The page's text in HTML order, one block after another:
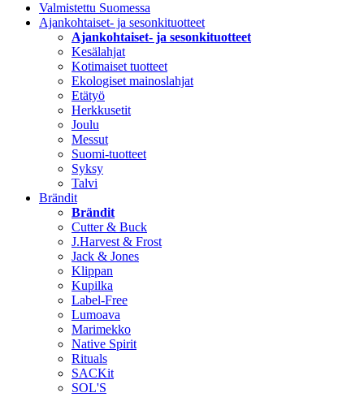
Valmistettu Suomessa
Ajankohtaiset- ja sesonkituotteet
Ajankohtaiset- ja sesonkituotteet
Kesälahjat
Kotimaiset tuotteet
Ekologiset mainoslahjat
Etätyö
Herkkusetit
Joulu
Messut
Suomi-tuotteet
Syksy
Talvi
Brändit
Brändit
Cutter & Buck
J.Harvest & Frost
Jack & Jones
Klippan
Kupilka
Label-Free
Lumoava
Marimekko
Native Spirit
Rituals
SACKit
SOL'S